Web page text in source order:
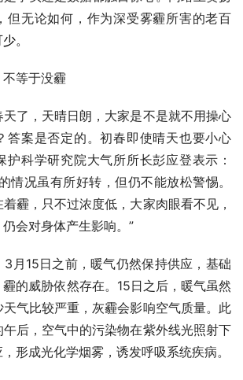
但无论如何，作为深受雾霾所害的老百
。
等于没霾
，天晴日朗，大家是不是就不用操心
答案是否定的。初春即使晴天也要小心
护科学研究院大气所所长彭应登表示：
情况虽有所好转，但仍不能放松警惕。
霾，只不过浓度低，大家肉眼看不见，
会对身体产生影响。”
15日之前，暖气仍然保持供应，基础
的威胁依然存在。15日之后，暖气虽然
气比较严重，灰霾会影响空气质量。此
后，空气中的污染物在紫外线光照射下
形成光化学烟雾，诱发呼吸系统疾病。